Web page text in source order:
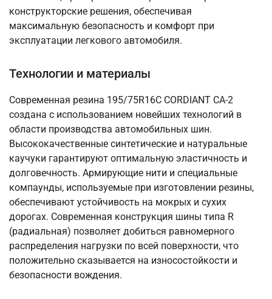
конструкторские решения, обеспечивая
максимальную безопасность и комфорт при
эксплуатации легкового автомобиля.
Технологии и материалы
Современная резина 195/75R16C CORDIANT CA-2
создана с использованием новейших технологий в
области производства автомобильных шин.
Высококачественные синтетические и натуральные
каучуки гарантируют оптимальную эластичность и
долговечность. Армирующие нити и специальные
компаунды, используемые при изготовлении резины,
обеспечивают устойчивость на мокрых и сухих
дорогах. Современная конструкция шины типа R
(радиальная) позволяет добиться равномерного
распределения нагрузки по всей поверхности, что
положительно сказывается на износостойкости и
безопасности вождения.